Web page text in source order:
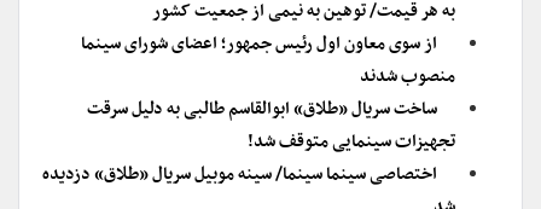
به هر قیمت/ توهین به نیمی از جمعیت کشور
از سوی معاون اول رئیس جمهور؛ اعضای شورای سینما
منصوب شدند
ساخت سریال «طلاق» ابوالقاسم طالبی به دلیل سرقت
تجهیزات سینمایی متوقف شد!
اختصاصی سینما سینما/ سینه موبیل سریال «طلاق» دزدیده